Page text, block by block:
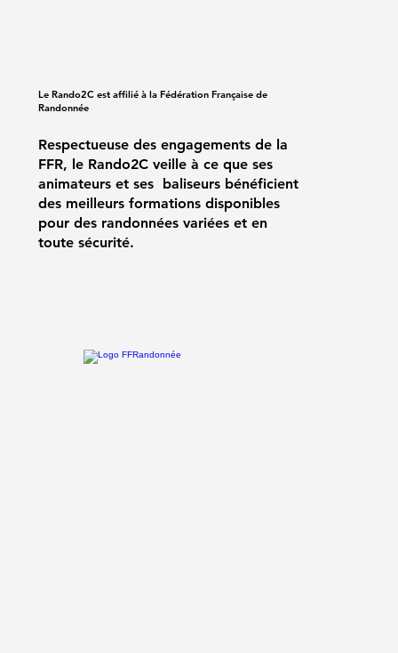
Le Rando2C est affilié à la Fédération Française de
Randonnée
Respectueuse des engagements de la
FFR, le Rando2C veille à ce que ses
animateurs et ses baliseurs bénéficient
des meilleurs formations disponibles
pour des randonnées variées et en
toute sécurité.